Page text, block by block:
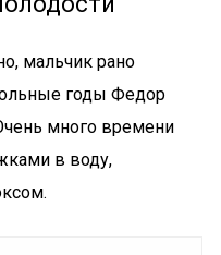
мальчик рано
годы Федор
много времени
в воду,